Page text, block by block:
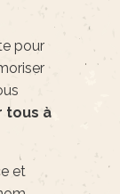
pour
tous à
et